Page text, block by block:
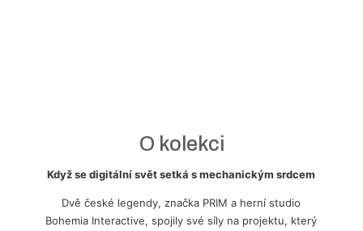
O kolekci
Když se digitální svět setká s mechanickým srdcem
Dvě české legendy, značka PRIM a herní studio
Bohemia Interactive, spojily své síly na projektu, který